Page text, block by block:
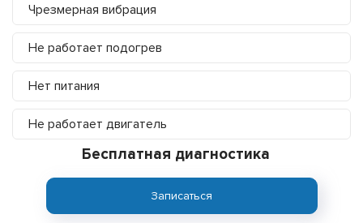
Чрезмерная вибрация
Не работает подогрев
Нет питания
Не работает двигатель
Бесплатная диагностика
Записаться